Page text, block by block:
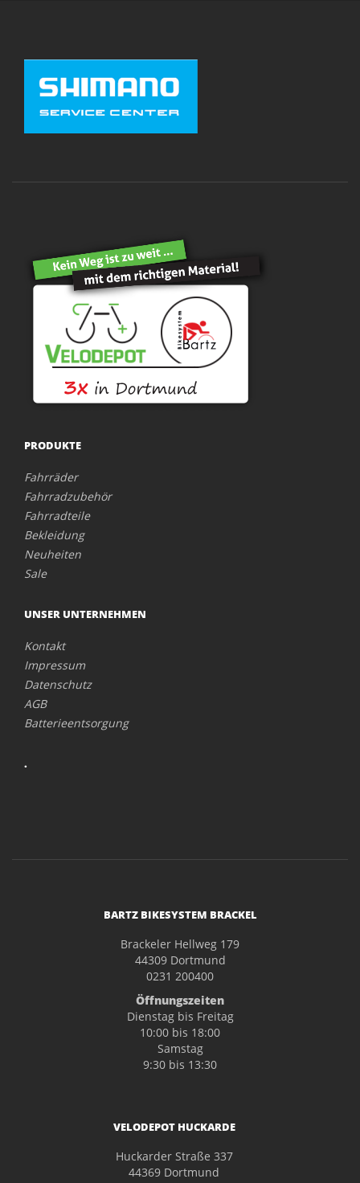
PRODUKTE
Fahrräder
Fahrradzubehör
Fahrradteile
Bekleidung
Neuheiten
Sale
UNSER UNTERNEHMEN
Kontakt
Impressum
Datenschutz
AGB
Batterieentsorgung
.
BARTZ BIKESYSTEM BRACKEL
Brackeler Hellweg 179
44309 Dortmund
0231 200400
Öffnungszeiten
Dienstag bis Freitag
10:00 bis 18:00
Samstag
9:30 bis 13:30
VELODEPOT HUCKARDE
Huckarder Straße 337
44369 Dortmund